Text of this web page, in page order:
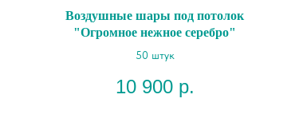
Воздушные шары под потолок
"Огромное нежное серебро"
50 штук
10 900 р.